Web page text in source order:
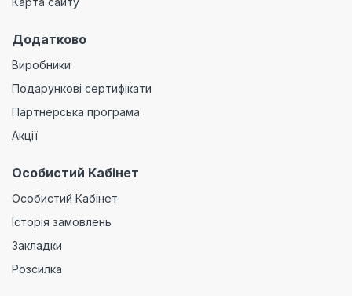
Додатково
Виробники
Подарункові сертифікати
Партнерська програма
Акції
Особистий Кабінет
Особистий Кабінет
Історія замовлень
Закладки
Розсилка